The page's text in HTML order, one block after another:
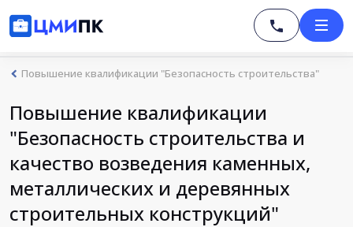
Повышение квалификации "Безопасность строительства"
Повышение квалификации
"Безопасность строительства и
качество возведения каменных,
металлических и деревянных
строительных конструкций"